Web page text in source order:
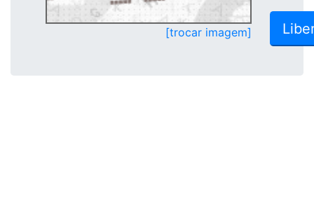
[trocar imagem]